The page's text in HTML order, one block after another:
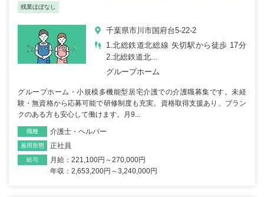
残業ほぼなし
千葉県市川市国府台5-22-2
1.北総鉄道北総線 矢切駅から徒歩 17分
2.北総鉄道北...
グループホーム
グループホーム・小規模多機能型居宅介護での介護職募集です。未経
験・無資格から応募可能で研修制度も充実。資格取得支援あり、ブラン
クのある方も安心して働けます。月9...
職種 介護士・ヘルパー
雇用形態 正社員
給与
月給：221,100円～270,000円
年収：2,653,200円～3,240,000円